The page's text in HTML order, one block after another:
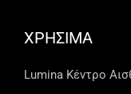
ΧΡΗΣΙΜΑ
Lumina Kέντρο